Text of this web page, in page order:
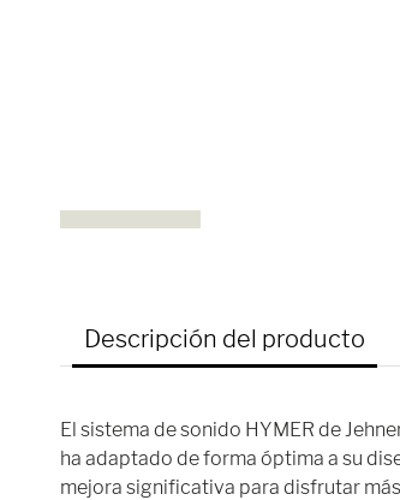
Descripción del producto
El sistema de sonido HYMER de
ha adaptado de forma óptima a su
mejora significativa para disfrutar